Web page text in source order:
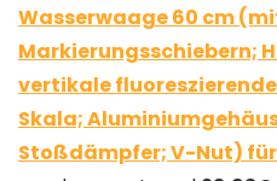
Wasserwaage 60 cm
Markierungsschiebern;
vertikale
Skala;
Stoßdämpfer; V-Nut) für